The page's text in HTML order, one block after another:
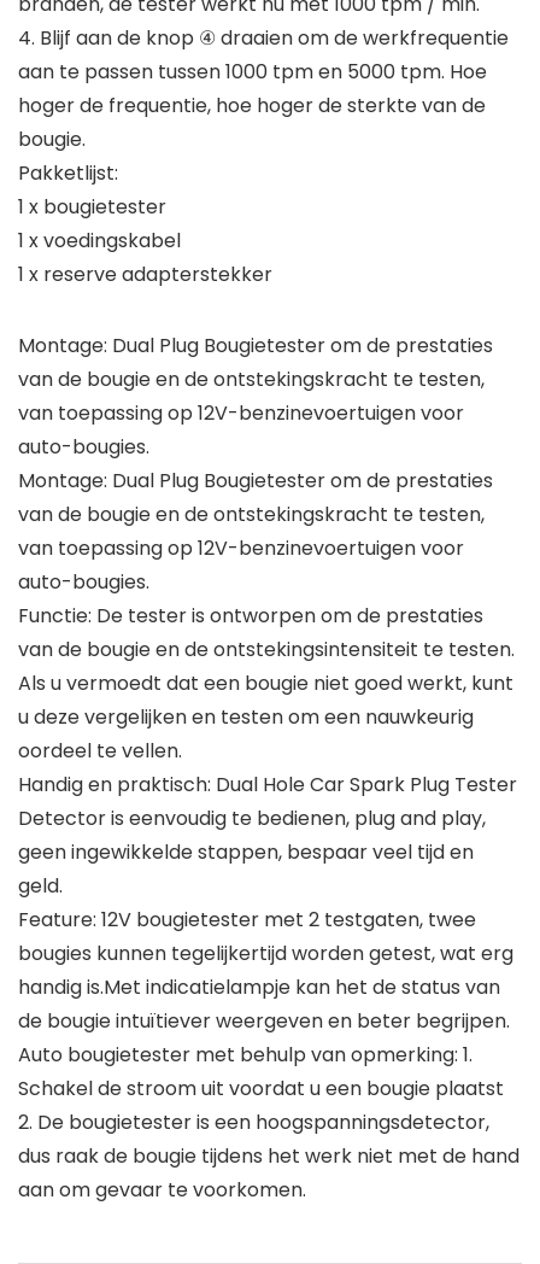
4. Blijf aan de knop ④ draaien om de werkfrequentie
aan te passen tussen 1000 tpm en 5000 tpm. Hoe
hoger de frequentie, hoe hoger de sterkte van de
bougie.
Pakketlijst:
1 x bougietester
1 x voedingskabel
1 x reserve adapterstekker
Montage: Dual Plug Bougietester om de prestaties
van de bougie en de ontstekingskracht te testen,
van toepassing op 12V-benzinevoertuigen voor
auto-bougies.
Montage: Dual Plug Bougietester om de prestaties
van de bougie en de ontstekingskracht te testen,
van toepassing op 12V-benzinevoertuigen voor
auto-bougies.
Functie: De tester is ontworpen om de prestaties
van de bougie en de ontstekingsintensiteit te testen.
Als u vermoedt dat een bougie niet goed werkt, kunt
u deze vergelijken en testen om een ​​nauwkeurig
oordeel te vellen.
Handig en praktisch: Dual Hole Car Spark Plug Tester
Detector is eenvoudig te bedienen, plug and play,
geen ingewikkelde stappen, bespaar veel tijd en
geld.
Feature: 12V bougietester met 2 testgaten, twee
bougies kunnen tegelijkertijd worden getest, wat erg
handig is.Met indicatielampje kan het de status van
de bougie intuïtiever weergeven en beter begrijpen.
Auto bougietester met behulp van opmerking: 1.
Schakel de stroom uit voordat u een bougie plaatst
2. De bougietester is een hoogspanningsdetector,
dus raak de bougie tijdens het werk niet met de hand
aan om gevaar te voorkomen.